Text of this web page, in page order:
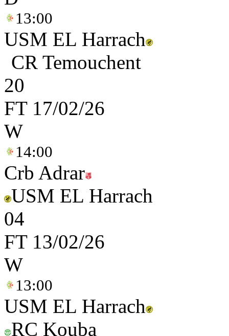
13:00
USM EL Harrach
CR Temouchent
20
FT 17/02/26
W
14:00
Crb Adrar
USM EL Harrach
04
FT 13/02/26
W
13:00
USM EL Harrach
RC Kouba